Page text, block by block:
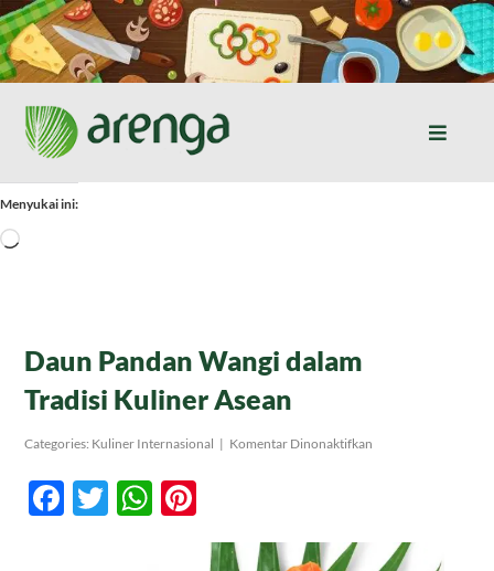
Skip
to
content
Toggle
Home
Tentang Kami
Produk
Menyukai ini:
Memuat...
Daun Pandan Wangi dalam
Tradisi Kuliner Asean
Categories: Kuliner Internasional | Komentar Dinonaktifkan
Kuliner
Asean
Facebook
TwitterWhatsApp